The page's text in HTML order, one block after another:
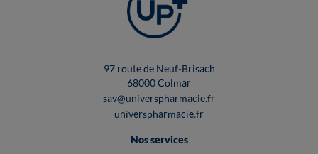
97 route de Neuf-Brisach
68000 Colmar
sav@universpharmacie.fr
universpharmacie.fr
Nos services